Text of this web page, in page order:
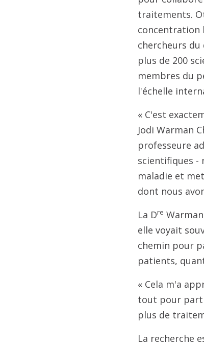
traitements.
concentration
chercheurs
plus de 200
membres du
l'échelle
« C'est
Jodi Warman
professeure
scientifiques -
maladie et
dont nous
La Dre
elle voyait
chemin pour
patients,
« Cela m'a
tout pour
plus de
La recherche